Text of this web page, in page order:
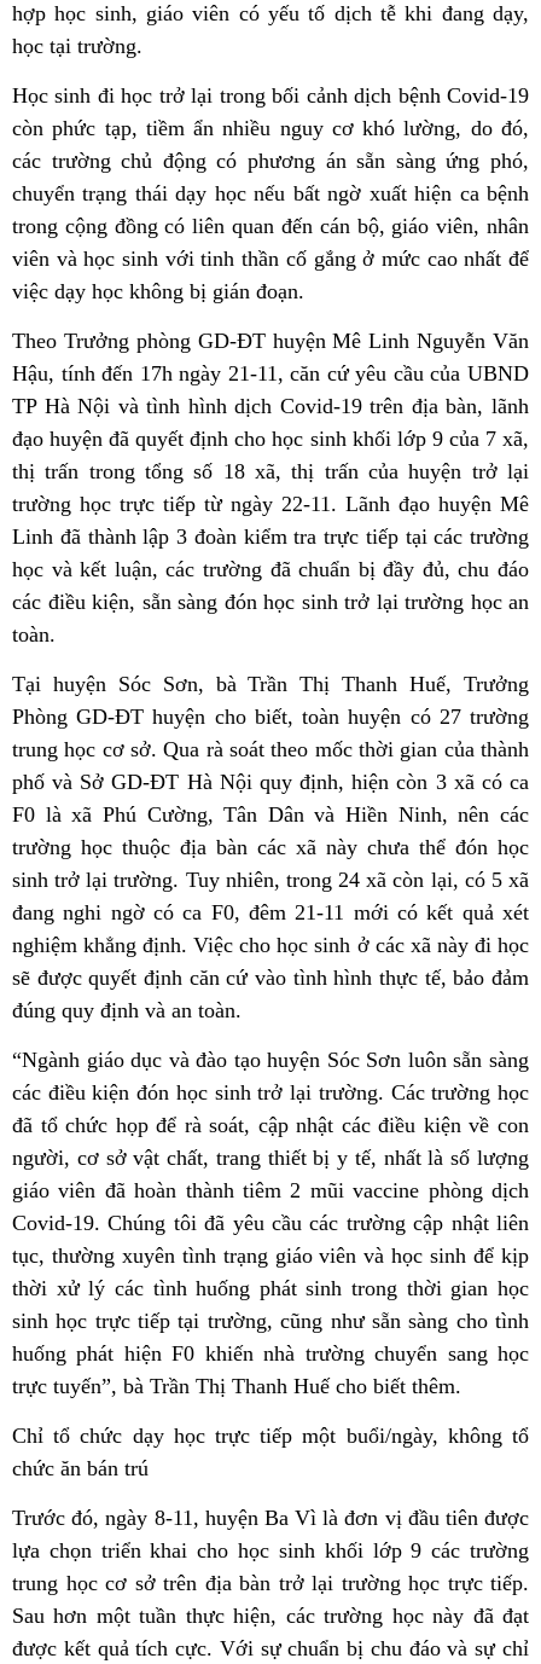
hợp học sinh, giáo viên có yếu tố dịch tễ khi đang dạy,
học tại trường.
Học sinh đi học trở lại trong bối cảnh dịch bệnh Covid-19
còn phức tạp, tiềm ẩn nhiều nguy cơ khó lường, do đó,
các trường chủ động có phương án sẵn sàng ứng phó,
chuyển trạng thái dạy học nếu bất ngờ xuất hiện ca bệnh
trong cộng đồng có liên quan đến cán bộ, giáo viên, nhân
viên và học sinh với tinh thần cố gắng ở mức cao nhất để
việc dạy học không bị gián đoạn.
Theo Trưởng phòng GD-ĐT huyện Mê Linh Nguyễn Văn
Hậu, tính đến 17h ngày 21-11, căn cứ yêu cầu của UBND
TP Hà Nội và tình hình dịch Covid-19 trên địa bàn, lãnh
đạo huyện đã quyết định cho học sinh khối lớp 9 của 7 xã,
thị trấn trong tổng số 18 xã, thị trấn của huyện trở lại
trường học trực tiếp từ ngày 22-11. Lãnh đạo huyện Mê
Linh đã thành lập 3 đoàn kiểm tra trực tiếp tại các trường
học và kết luận, các trường đã chuẩn bị đầy đủ, chu đáo
các điều kiện, sẵn sàng đón học sinh trở lại trường học an
toàn.
Tại huyện Sóc Sơn, bà Trần Thị Thanh Huế, Trưởng
Phòng GD-ĐT huyện cho biết, toàn huyện có 27 trường
trung học cơ sở. Qua rà soát theo mốc thời gian của thành
phố và Sở GD-ĐT Hà Nội quy định, hiện còn 3 xã có ca
F0 là xã Phú Cường, Tân Dân và Hiền Ninh, nên các
trường học thuộc địa bàn các xã này chưa thể đón học
sinh trở lại trường. Tuy nhiên, trong 24 xã còn lại, có 5 xã
đang nghi ngờ có ca F0, đêm 21-11 mới có kết quả xét
nghiệm khẳng định. Việc cho học sinh ở các xã này đi học
sẽ được quyết định căn cứ vào tình hình thực tế, bảo đảm
đúng quy định và an toàn.
“Ngành giáo dục và đào tạo huyện Sóc Sơn luôn sẵn sàng
các điều kiện đón học sinh trở lại trường. Các trường học
đã tổ chức họp để rà soát, cập nhật các điều kiện về con
người, cơ sở vật chất, trang thiết bị y tế, nhất là số lượng
giáo viên đã hoàn thành tiêm 2 mũi vaccine phòng dịch
Covid-19. Chúng tôi đã yêu cầu các trường cập nhật liên
tục, thường xuyên tình trạng giáo viên và học sinh để kịp
thời xử lý các tình huống phát sinh trong thời gian học
sinh học trực tiếp tại trường, cũng như sẵn sàng cho tình
huống phát hiện F0 khiến nhà trường chuyển sang học
trực tuyến”, bà Trần Thị Thanh Huế cho biết thêm.
Chỉ tổ chức dạy học trực tiếp một buổi/ngày, không tổ
chức ăn bán trú
Trước đó, ngày 8-11, huyện Ba Vì là đơn vị đầu tiên được
lựa chọn triển khai cho học sinh khối lớp 9 các trường
trung học cơ sở trên địa bàn trở lại trường học trực tiếp.
Sau hơn một tuần thực hiện, các trường học này đã đạt
được kết quả tích cực. Với sự chuẩn bị chu đáo và sự chỉ